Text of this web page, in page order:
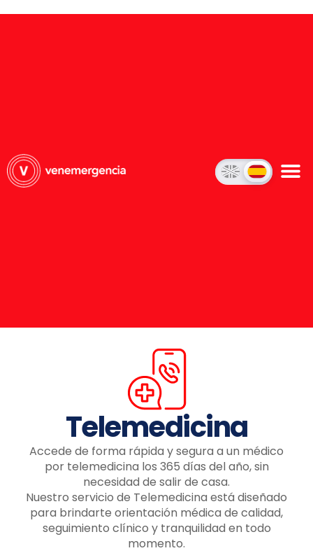
Telemedicina
Accede de forma rápida y segura a un médico
por telemedicina los 365 días del año, sin
necesidad de salir de casa.
Nuestro servicio de Telemedicina está diseñado
para brindarte orientación médica de calidad,
seguimiento clínico y tranquilidad en todo
momento.